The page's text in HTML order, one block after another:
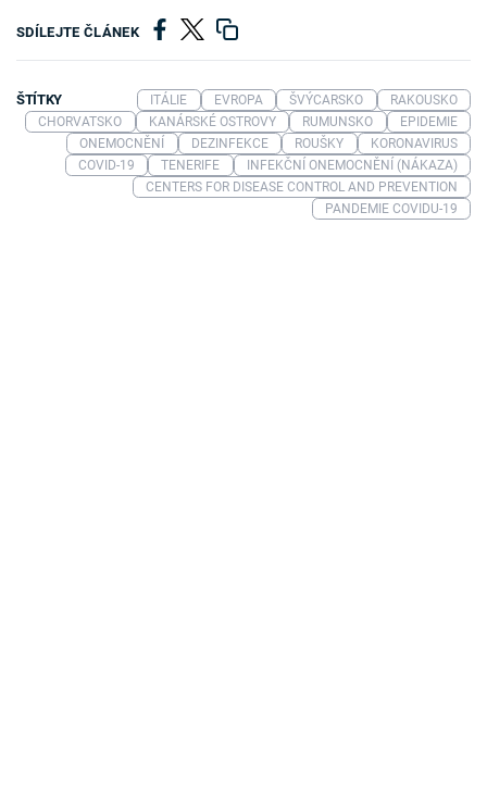
SDÍLEJTE ČLÁNEK
ŠTÍTKY ITÁLIE EVROPA ŠVÝCARSKO
RAKOUSKO
CHORVATSKO
KANÁRSKÉ OSTROVY RUMUNSKO
EPIDEMIE
ONEMOCNĚNÍ
DEZINFEKCE ROUŠKY
KORONAVIRUS
COVID-19
TENERIFE
INFEKČNÍ ONEMOCNĚNÍ (NÁKAZA)
CENTERS FOR DISEASE CONTROL AND PREVENTION
PANDEMIE COVIDU-19